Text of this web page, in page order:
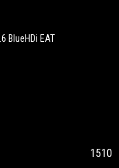
BlueHDi EAT
1510